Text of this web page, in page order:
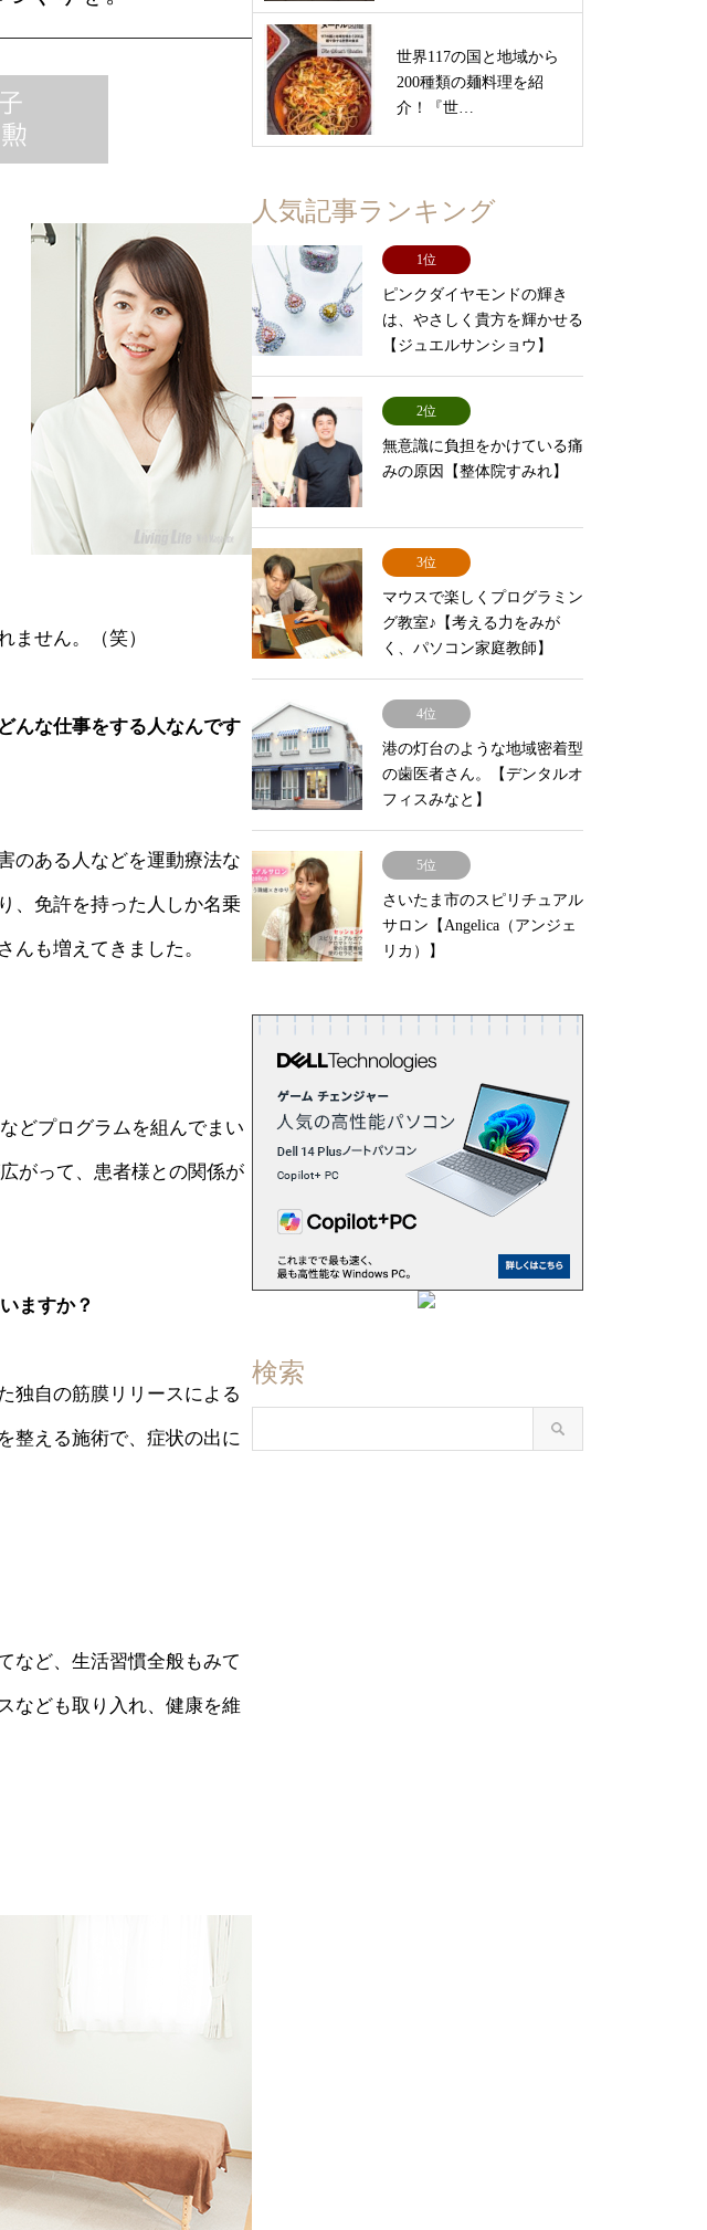
せん。（笑）
んな仕事をする人なんです
のある人などを運動療法な
、免許を持った人しか名乗
も増えてきました。
どプログラムを組んでまい
がって、患者様との関係が
ますか？
独自の筋膜リリースによる
整える施術で、症状の出に
など、生活習慣全般もみて
なども取り入れ、健康を維
世界117の国と地域から
200種類の麺料理を紹
介！『世…
人気記事ランキング
1位
ピンクダイヤモンドの輝き
は、やさしく貴方を輝かせる
【ジュエルサンショウ】
2位
無意識に負担をかけている痛
みの原因【整体院すみれ】
3位
マウスで楽しくプログラミン
グ教室♪【考える力をみが
く、パソコン家庭教師】
4位
港の灯台のような地域密着型
の歯医者さん。【デンタルオ
フィスみなと】
5位
さいたま市のスピリチュアル
サロン【Angelica（アンジェ
リカ）】
検索